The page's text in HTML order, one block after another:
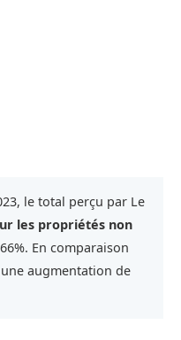
le total perçu par Le
les propriétés non
En comparaison
augmentation de